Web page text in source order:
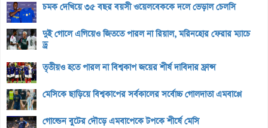
চমক দেখিয়ে ৩৫ বছর বয়সী ওয়েলবেককে দলে ভেড়াল চেলসি
দুই গোলে এগিয়েও জিততে পারল না রিয়াল, মরিনহোর ফেরার ম্যাচে
ড্র
তৃতীয়ও হতে পারল না বিশ্বকাপ জয়ের শীর্ষ দাবিদার ফ্রান্স
মেসিকে ছাড়িয়ে বিশ্বকাপের সর্বকালের সর্বোচ্চ গোলদাতা এমবাপ্পে
গোল্ডেন বুটের দৌড়ে এমবাপেকে টপকে শীর্ষে মেসি